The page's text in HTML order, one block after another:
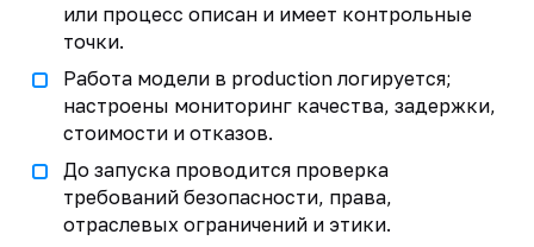
или процесс описан и имеет контрольные
точки.
Работа модели в production логируется;
настроены мониторинг качества, задержки,
стоимости и отказов.
До запуска проводится проверка
требований безопасности, права,
отраслевых ограничений и этики.